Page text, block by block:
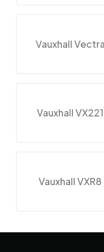
Vauxhall Vectra
Vauxhall VX221
Vauxhall VXR8